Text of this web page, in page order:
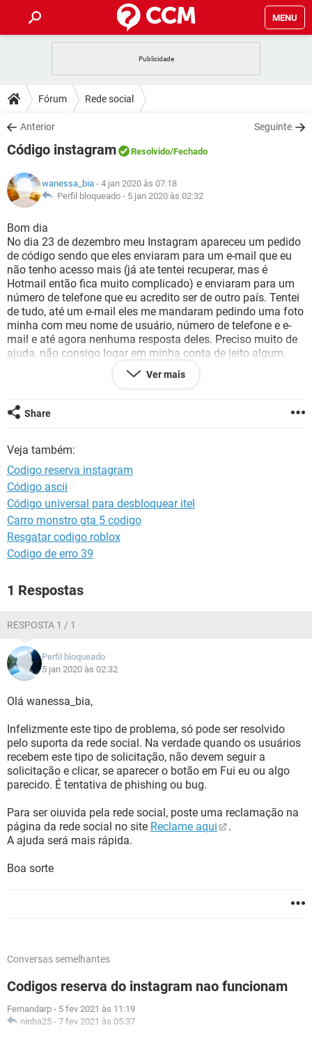
MENU
CELULAR
OUTLOOK
INSTAGRAM GMAIL
GUIA DE COMPRAS
DICAS
JOGOS
INSTAGRAM GMAIL
GUIA DE COMPRAS
DOWNLOADS
JOGOS WHATSAPP
CELULAR
OUTLOOK EXCEL
INSTAGRAM
GUIA DE COMPRAS
FÓRUM
JOGOS WHATSAPP
CELULAR
OUTLOOK
INSTAGRAM GMAIL
GUIA DE COMPRAS
GLOSSÁRIO
JOGOS
CELULAR FACEBOOK
OUTLOOK EXCEL
INSTAGRAM GMAIL
GUIA DE COMPRAS
Fórum Rede social
Anterior Seguinte
Código instagram Resolvido/Fechado
wanessa_bia - 4 jan 2020 às 07:18
Perfil bloqueado - 5 jan 2020 às 02:32
Bom dia
No dia 23 de dezembro meu Instagram apareceu um pedido
de código sendo que eles enviaram para um e-mail que eu
não tenho acesso mais (já ate tentei recuperar, mas é
Hotmail então fica muito complicado) e enviaram para um
número de telefone que eu acredito ser de outro país. Tentei
de tudo, até um e-mail eles me mandaram pedindo uma foto
minha com meu nome de usuário, número de telefone e e-
mail e até agora nenhuma resposta deles. Preciso muito de
ajuda, não consigo logar em minha conta de jeito algum,
continua chegando notificações do Instagram no meu e-mail
atual mas nada faz eu conseguir acessar em meu IG. Não
antigo e número inexistente, já que minha conta do insta é
vinculada nesse meu e-mail atual e meu número de agora.
Ver mais
Share
Veja também:
Codigo reserva instagram
Código ascii
Código universal para desbloquear itel
Carro monstro gta 5 codigo
Resgatar codigo roblox
Codigo de erro 39
1 Respostas
RESPOSTA 1 / 1
Perfil bloqueado
5 jan 2020 às 02:32
Olá wanessa_bia,
Infelizmente este tipo de problema, só pode ser resolvido
pelo suporta da rede social. Na verdade quando os usuários
recebem este tipo de solicitação, não devem seguir a
solicitação e clicar, se aparecer o botão em Fui eu ou algo
parecido. É tentativa de phishing ou bug.
Para ser oiuvida pela rede social, poste uma reclamação na
página da rede social no site Reclame aqui
.
A ajuda será mais rápida.
Boa sorte
Conversas semelhantes
Codigos reserva do instagram nao funcionam
Fernandarp - 5 fev 2021 às 11:19
ninha25 - 7 fev 2021 às 05:37